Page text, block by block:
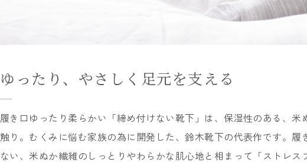
ゆったり、やさしく足元を支える
履き口ゆったり柔らかい「締め付けない靴下」は、保湿性のある、
触り。むくみに悩む家族の為に開発した、鈴木靴下の代表作です。
ない、米ぬか繊維のしっとりやわらかな肌心地と相まって「ストレ